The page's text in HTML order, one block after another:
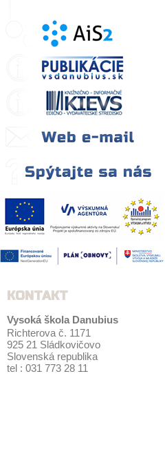
KONTAKT
Vysoká škola Danubius
Richterova č. 1171
925 21 Sládkovičovo
Slovenská republika
tel : 031 773 28 11